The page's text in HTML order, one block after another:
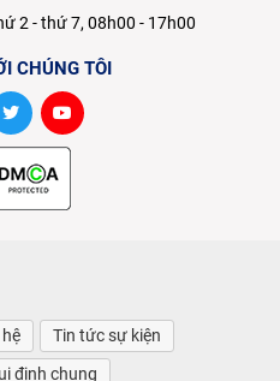
2 - thứ 7, 08h00 - 17h00
CHÚNG TÔI
Tin tức sự kiện
định chung